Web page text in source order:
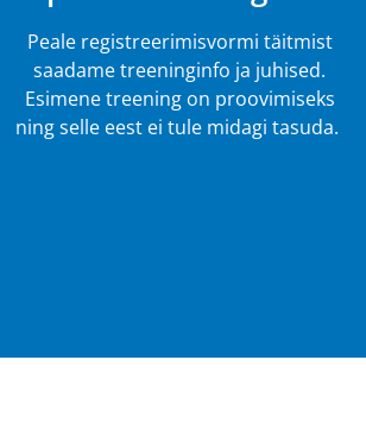
Peale registreerimisvormi täitmist
saadame treeninginfo ja juhised.
Esimene treening on proovimiseks
ning selle eest ei tule midagi tasuda.